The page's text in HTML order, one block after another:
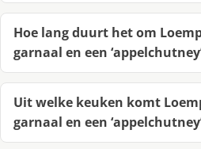
Hoe lang duurt het om
garnaal en een
Uit welke keuken komt
garnaal en een